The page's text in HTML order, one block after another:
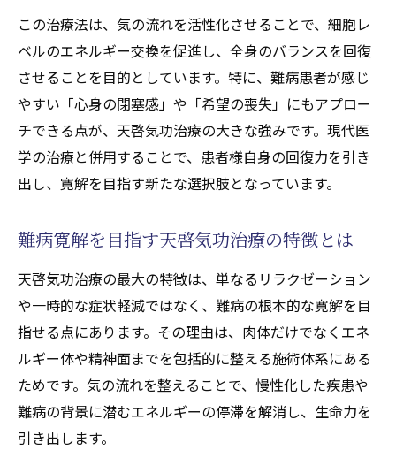
難病寛解に寄与する覚醒プロセスの実相
エネルギー上昇がもたらす症状改善の実感
天啓気功治療や療法で活性化するチャクラ
覚醒が難病患者にもたらす変化
天啓気功治療や療法で活性化するクンダリ
ニーエネルギーの活性化手法紹介
く心身の再生プロセス
ャクラ活性化を実感する方法
心身の再生に役立つ天啓気功治療や療法で
活性化するチャクラ覚醒のメカニズム
多発性骨髄腫改善に役立つ天啓気功治療や
療法で活性化するチャクラの働き
難病施術における天啓気功治療や療法での
この治療法は、気の流れを活性化させることで、細胞レ
ベルのエネルギー交換を促進し、全身のバランスを回復
させることを目的としています。特に、難病患者が感じ
やすい「心身の閉塞感」や「希望の喪失」にもアプロー
チできる点が、天啓気功治療の大きな強みです。現代医
学の治療と併用することで、患者様自身の回復力を引き
出し、寛解を目指す新たな選択肢となっています。
難病寛解を目指す天啓気功治療の特徴とは
天啓気功治療の最大の特徴は、単なるリラクゼーション
や一時的な症状軽減ではなく、難病の根本的な寛解を目
指せる点にあります。その理由は、肉体だけでなくエネ
ルギー体や精神面までを包括的に整える施術体系にある
ためです。気の流れを整えることで、慢性化した疾患や
難病の背景に潜むエネルギーの停滞を解消し、生命力を
引き出します。